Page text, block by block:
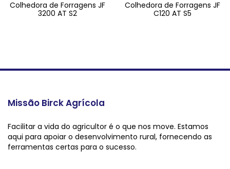
Colhedora de Forragens JF
3200 AT S2
Colhedora de Forragens JF
C120 AT S5
Missão Birck Agrícola
Facilitar a vida do agricultor é o que nos move. Estamos
aqui para apoiar o desenvolvimento rural, fornecendo as
ferramentas certas para o sucesso.